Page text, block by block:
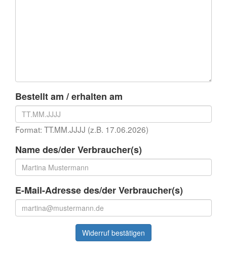
Bestellt am / erhalten am
Format: TT.MM.JJJJ (z.B. 17.06.2026)
Name des/der Verbraucher(s)
E-Mail-Adresse des/der Verbraucher(s)